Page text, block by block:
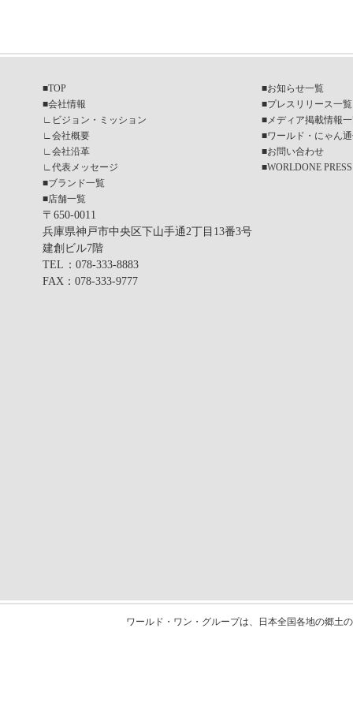
■TOP
■会社情報
∟
ビジョン・ミッション
∟ 会社概要
∟ 会社沿革
∟ 代表メッセージ
■ブランド一覧
■店舗一覧
■お知らせ一覧
■プレスリリース一覧
■ メディア掲載情報
■ワールド・にゃん
■お問い合わせ
■WORLDONE PRESS
〒650-0011
兵庫県神戸市中央区下山手通2丁目13番3号
建創ビル7階
TEL ：078-333-8883
FAX ：078-333-9777
ワールド・ワン・グループは、日本全国各地の郷土